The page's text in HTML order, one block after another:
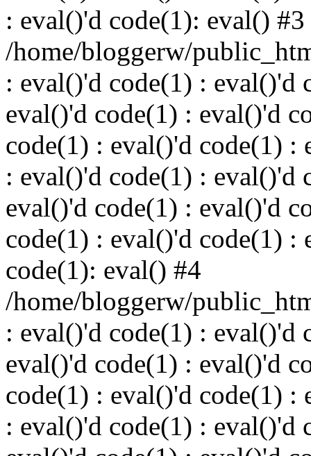
: eval()'d code(1): eval() #3
/home/bloggerw/
: eval()'d code(1) : eval()'d
eval()'d code(1) : eval()'d
code(1) : eval()'d code(1) :
: eval()'d code(1) : eval()'d
eval()'d code(1) : eval()'d
code(1) : eval()'d code(1) :
code(1): eval() #4
/home/bloggerw/
: eval()'d code(1) : eval()'d
eval()'d code(1) : eval()'d
code(1) : eval()'d code(1) :
: eval()'d code(1) : eval()'d